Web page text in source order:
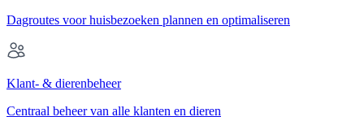
Dagroutes voor huisbezoeken plannen en optimaliseren
Klant- & dierenbeheer
Centraal beheer van alle klanten en dieren